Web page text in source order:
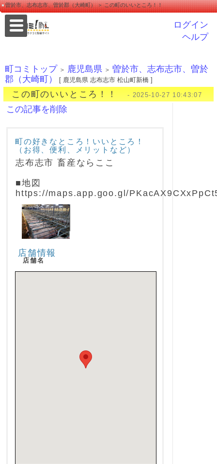
曽於市、志布志市、曽於郡（大崎町） ＞ この町のいいところ！！
ログイン
ヘルプ
町コミトップ ＞ 鹿児島県 ＞ 曽於市、志布志市、曽於
郡（大崎町）
[ 鹿児島県 志布志市 松山町新橋 ]
この町のいいところ！！ - 2025-10-27 10:43:07
この記事を削除
町の好きなところ！いいところ！
（お得、便利、メリットなど）
志布志市 畜産ならここ
■地図
https://maps.app.goo.gl/
店舗情報
店舗名